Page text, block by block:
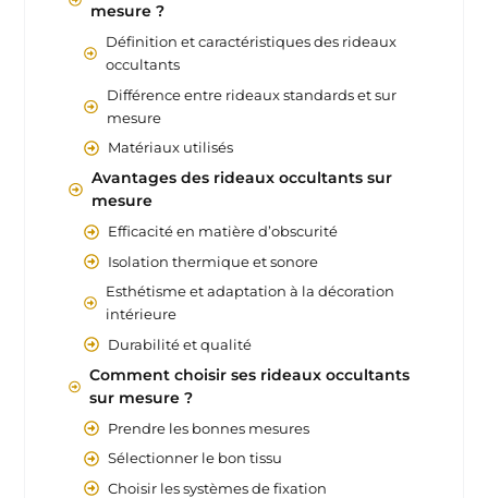
mesure ?
Définition et caractéristiques des rideaux
occultants
Différence entre rideaux standards et sur
mesure
Matériaux utilisés
Avantages des rideaux occultants sur
mesure
Efficacité en matière d’obscurité
Isolation thermique et sonore
Esthétisme et adaptation à la décoration
intérieure
Durabilité et qualité
Comment choisir ses rideaux occultants
sur mesure ?
Prendre les bonnes mesures
Sélectionner le bon tissu
Choisir les systèmes de fixation